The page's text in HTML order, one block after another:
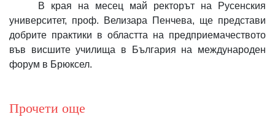
В края на месец май ректорът на Русенския
университет, проф. Велизара Пенчева, ще представи
добрите практики в областта на предприемачеството
във висшите училища в България на международен
форум в Брюксел.
Прочети още